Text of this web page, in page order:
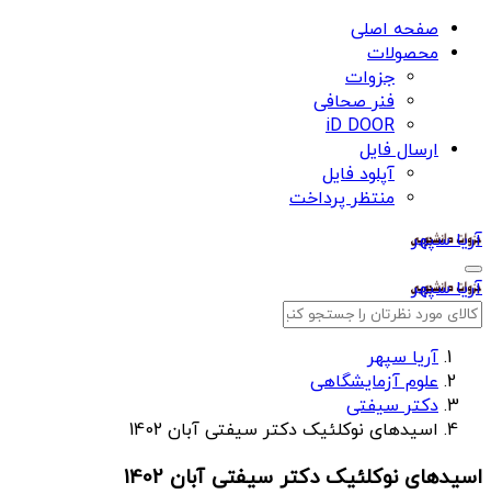
صفحه اصلی
محصولات
جزوات
فنر صحافی
iD DOOR
ارسال فایل
آپلود فایل
منتظر پرداخت
آریا سپهر
آریا سپهر
آریا سپهر
علوم آزمایشگاهی
دکتر سیفتی
اسیدهای نوکلئیک دکتر سیفتی آبان 1402
اسیدهای نوکلئیک دکتر سیفتی آبان 1402